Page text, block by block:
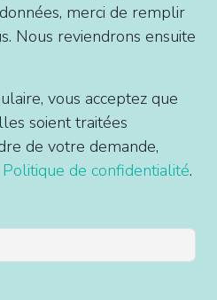
merci de remplir
Nous reviendrons ensuite
vous acceptez que
soient traitées
de votre demande,
Politique de confidentialité.